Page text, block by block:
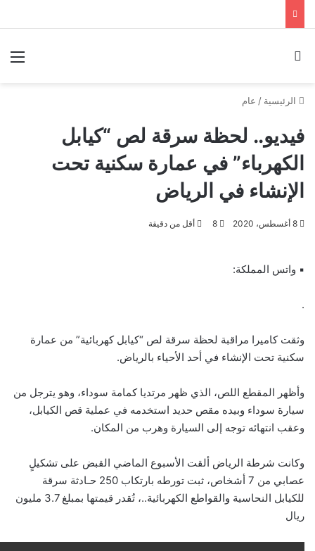
الرئيسية / عام
فيديو.. لحظة سرقة لص “كيابل
الكهرباء” في عمارة سكنية تحت
الإنشاء في الرياض
8 أغسطس، 2020 8 أقل من دقيقة
▪︎ واتس المملكة:
.
وثقت كاميرا مراقبة لحظة سرقة لص “كيابل كهربائية” من عمارة
سكنية تحت الإنشاء في أحد الأحياء بالرياض.
وأظهر المقطع اللص، الذي ظهر مرتديا كمامة سوداء، وهو يترجل من
سيارة سوداء وبيده مقص حديد استخدمه في عملية قص الكيابل،
وعقب انتهائه توجه إلى السيارة وهرب من المكان.
وكانت شرطة الرياض ألقت الأسبوع الماضي القبض على تشكيلٍ
عصابي من 7 أشخاص، ثبت تورطه بارتكاب 250 حـادثة سرقة
للكيابل النحاسية والقواطع الكهربائية..، تُقدر قيمتها بمبلغ 3.7 مليون
ريال